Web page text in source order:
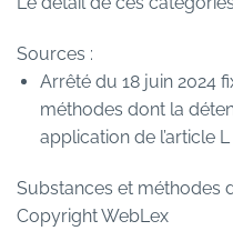
Sources :
Arrêté du 18 juin 2024
méthodes dont la
application de l’article
Substances et méthodes
Copyright WebLex